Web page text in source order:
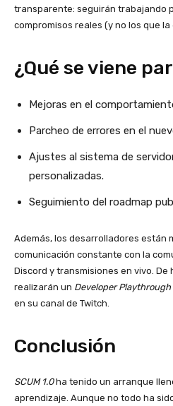
transparente: seguirán trabajando
compromisos reales (y no los que
¿Qué se viene
Mejoras en el
Parcheo de errores en el
Ajustes al sistema de
personalizadas.
Seguimiento del roadmap
Además, los desarrolladores están
comunicación constante con la
Discord y transmisiones en vivo. De
realizarán un Developer Playthrough
en su canal de Twitch.
Conclusión
SCUM 1.0ha tenido un arranque
aprendizaje. Aunque no todo ha